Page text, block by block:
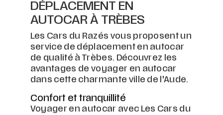
DÉPLACEMENT EN
AUTOCAR À TRÈBES
Les Cars du Razés vous proposent un
service de déplacement en autocar
de qualité à Trèbes. Découvrez les
avantages de voyager en autocar
dans cette charmante ville de l'Aude.
Confort et tranquillité
Voyager en autocar avec Les Cars du